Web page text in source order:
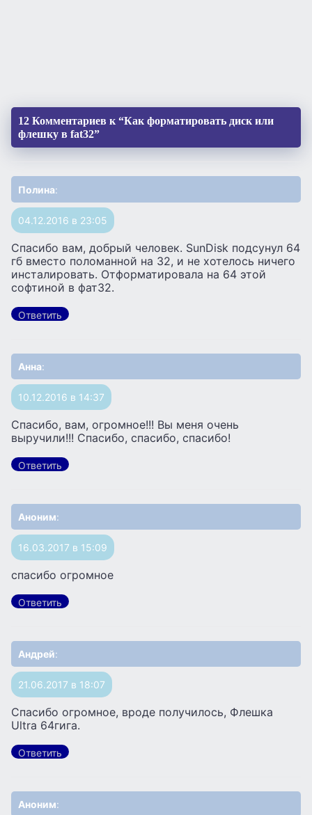
12 Комментариев к “Как форматировать диск или
флешку в fat32”
Полина:
04.12.2016 в 23:05
Спасибо вам, добрый человек. SunDisk подсунул 64
гб вместо поломанной на 32, и не хотелось ничего
инсталировать. Отформатировала на 64 этой
софтиной в фат32.
Ответить
Анна:
10.12.2016 в 14:37
Спасибо, вам, огромное!!! Вы меня очень
выручили!!! Спасибо, спасибо, спасибо!
Ответить
Аноним:
16.03.2017 в 15:09
спасибо огромное
Ответить
Андрей:
21.06.2017 в 18:07
Спасибо огромное, вроде получилось, Флешка
Ultra 64гига.
Ответить
Аноним: